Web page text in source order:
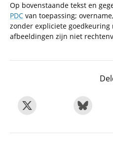
Op bovenstaande tekst en
PDC van toepassing;
zonder expliciete goedkeuring
afbeeldingen zijn niet